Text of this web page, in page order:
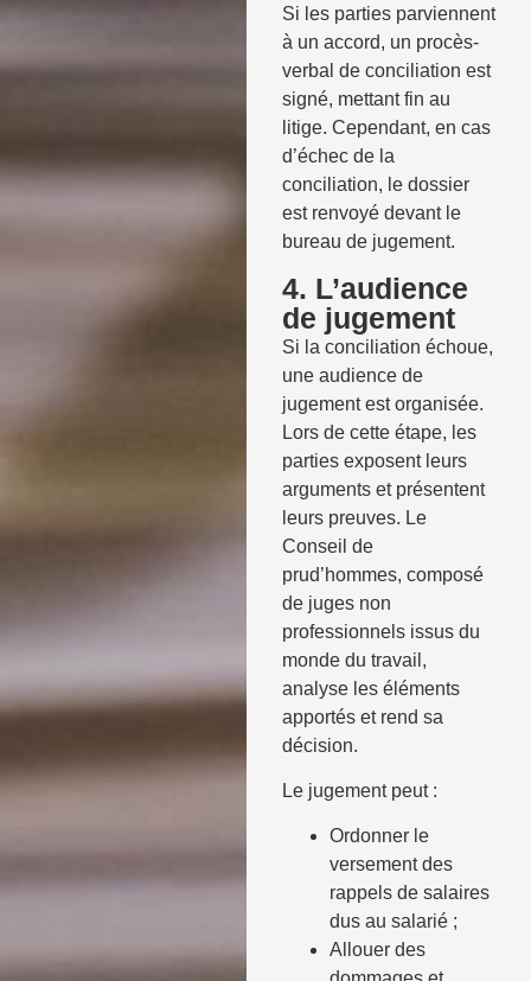
Si les parties parviennent
à un accord, un procès-
verbal de conciliation est
signé, mettant fin au
litige. Cependant, en cas
d’échec de la
conciliation, le dossier
est renvoyé devant le
bureau de jugement.
4. L’audience
de jugement
Si la conciliation échoue,
une audience de
jugement est organisée.
Lors de cette étape, les
parties exposent leurs
arguments et présentent
leurs preuves. Le
Conseil de
prud’hommes, composé
de juges non
professionnels issus du
monde du travail,
analyse les éléments
apportés et rend sa
décision.
Le jugement peut :
Ordonner le
versement des
rappels de salaires
dus au salarié ;
Allouer des